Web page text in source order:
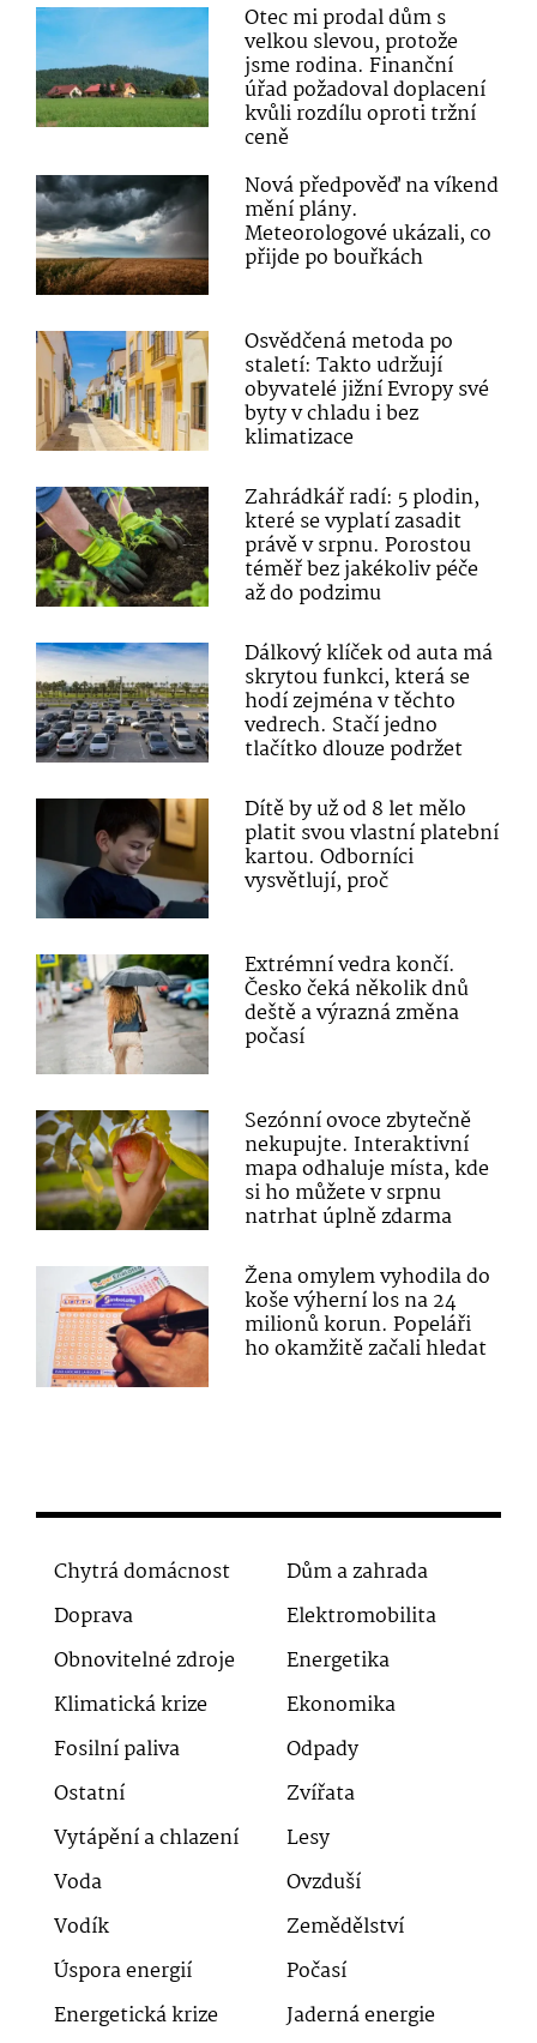
Otec mi prodal dům s
velkou slevou, protože
jsme rodina. Finanční
úřad požadoval doplacení
kvůli rozdílu oproti tržní
ceně
Nová předpověď na víkend
mění plány.
Meteorologové ukázali, co
přijde po bouřkách
Osvědčená metoda po
staletí: Takto udržují
obyvatelé jižní Evropy své
byty v chladu i bez
klimatizace
Zahrádkář radí: 5 plodin,
které se vyplatí zasadit
právě v srpnu. Porostou
téměř bez jakékoliv péče
až do podzimu
Dálkový klíček od auta má
skrytou funkci, která se
hodí zejména v těchto
vedrech. Stačí jedno
tlačítko dlouze podržet
Dítě by už od 8 let mělo
platit svou vlastní platební
kartou. Odborníci
vysvětlují, proč
Extrémní vedra končí.
Česko čeká několik dnů
deště a výrazná změna
počasí
Sezónní ovoce zbytečně
nekupujte. Interaktivní
mapa odhaluje místa, kde
si ho můžete v srpnu
natrhat úplně zdarma
Žena omylem vyhodila do
koše výherní los na 24
milionů korun. Popeláři
ho okamžitě začali hledat
Chytrá domácnost
Dům a zahrada
Doprava
Elektromobilita
Obnovitelné zdroje
Energetika
Klimatická krize
Ekonomika
Fosilní paliva
Odpady
Ostatní
Zvířata
Vytápění a chlazení
Lesy
Voda
Ovzduší
Vodík
Zemědělství
Úspora energií
Počasí
Energetická krize
Jaderná energie